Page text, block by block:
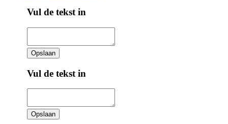
Vul de tekst in
Opslaan
Vul de tekst in
Opslaan